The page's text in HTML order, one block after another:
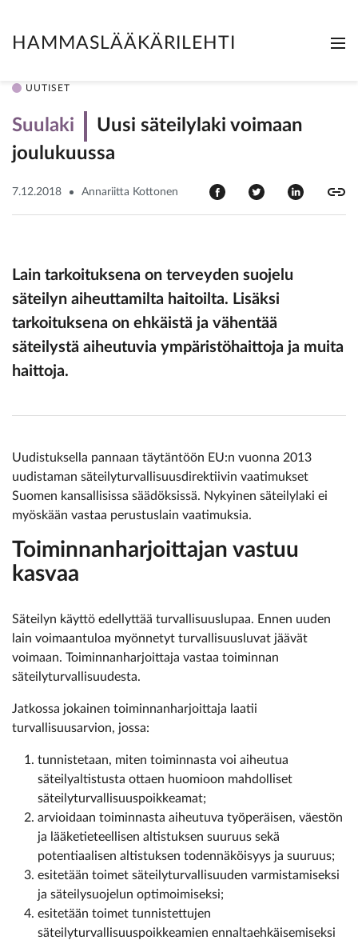
HAMMASLÄÄKÄRILEHTI
UUTISET
Suulaki
Uusi säteilylaki voimaan
joulukuussa
7.12.2018 Annariitta Kottonen
Lain tarkoituksena on terveyden suojelu
säteilyn aiheuttamilta haitoilta. Lisäksi
tarkoituksena on ehkäistä ja vähentää
säteilystä aiheutuvia ympäristöhaittoja ja muita
haittoja.
Uudistuksella pannaan täytäntöön EU:n vuonna 2013
uudistaman säteilyturvallisuusdirektiivin vaatimukset
Suomen kansallisissa säädöksissä. Nykyinen säteilylaki ei
myöskään vastaa perustuslain vaatimuksia.
Toiminnanharjoittajan vastuu
kasvaa
Säteilyn käyttö edellyttää turvallisuuslupaa. Ennen uuden
lain voimaantuloa myönnetyt turvallisuusluvat jäävät
voimaan. Toiminnanharjoittaja vastaa toiminnan
säteilyturvallisuudesta.
Jatkossa jokainen toiminnanharjoittaja laatii
turvallisuusarvion, jossa:
tunnistetaan, miten toiminnasta voi aiheutua
säteilyaltistusta ottaen huomioon mahdolliset
säteilyturvallisuuspoikkeamat;
arvioidaan toiminnasta aiheutuva työperäisen, väestön
ja lääketieteellisen altistuksen suuruus sekä
potentiaalisen altistuksen todennäköisyys ja suuruus;
esitetään toimet säteilyturvallisuuden varmistamiseksi
ja säteilysuojelun optimoimiseksi;
esitetään toimet tunnistettujen
säteilyturvallisuuspoikkeamien ennaltaehkäisemiseksi